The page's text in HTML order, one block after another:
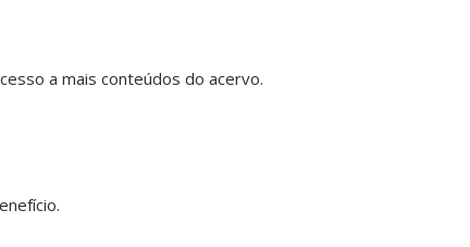
a mais conteúdos do acervo.